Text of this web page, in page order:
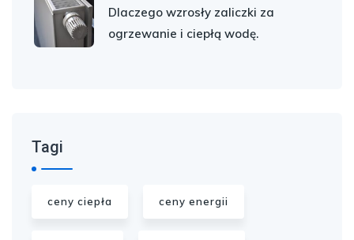
Dlaczego wzrosły zaliczki za
ogrzewanie i ciepłą wodę.
Tagi
ceny ciepła ceny energii